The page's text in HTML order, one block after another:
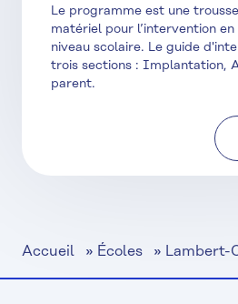
Le programme est une
matériel pour l’intervention
niveau scolaire. Le guide
trois sections : Implantation,
parent.
Accueil » Écoles » Lambert-